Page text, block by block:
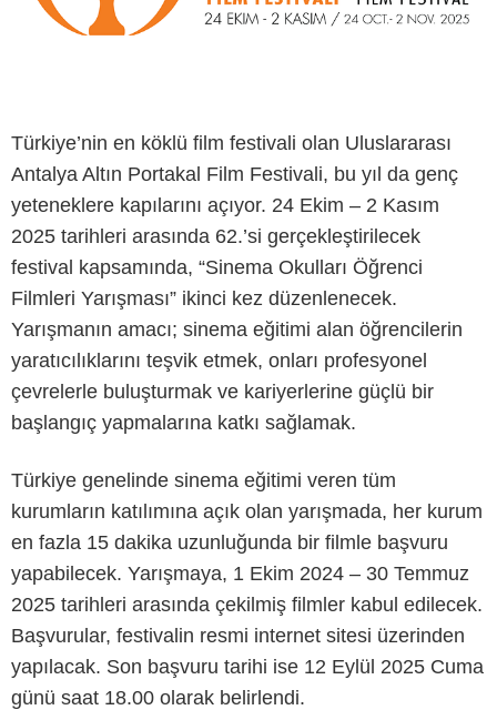
Türkiye’nin en köklü film festivali olan Uluslararası
Antalya Altın Portakal Film Festivali, bu yıl da genç
yeteneklere kapılarını açıyor. 24 Ekim – 2 Kasım
2025 tarihleri arasında 62.’si gerçekleştirilecek
festival kapsamında, “Sinema Okulları Öğrenci
Filmleri Yarışması” ikinci kez düzenlenecek.
Yarışmanın amacı; sinema eğitimi alan öğrencilerin
yaratıcılıklarını teşvik etmek, onları profesyonel
çevrelerle buluşturmak ve kariyerlerine güçlü bir
başlangıç yapmalarına katkı sağlamak.
Türkiye genelinde sinema eğitimi veren tüm
kurumların katılımına açık olan yarışmada, her kurum
en fazla 15 dakika uzunluğunda bir filmle başvuru
yapabilecek. Yarışmaya, 1 Ekim 2024 – 30 Temmuz
2025 tarihleri arasında çekilmiş filmler kabul edilecek.
Başvurular, festivalin resmi internet sitesi üzerinden
yapılacak. Son başvuru tarihi ise 12 Eylül 2025 Cuma
günü saat 18.00 olarak belirlendi.